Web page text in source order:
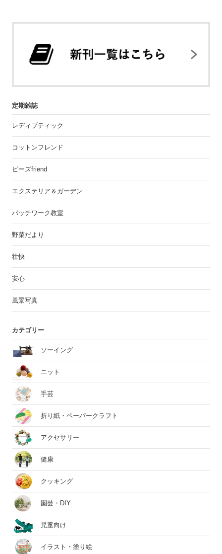
定期雑誌
レディブティック
コットンフレンド
ビーズfriend
エクステリア＆ガーデン
パッチワーク教室
野菜だより
壮快
安心
風景写真
カテゴリー
ソーイング
ニット
手芸
折り紙・ペーパークラフト
アクセサリー
健康
クッキング
園芸・DIY
児童向け
イラスト・塗り絵